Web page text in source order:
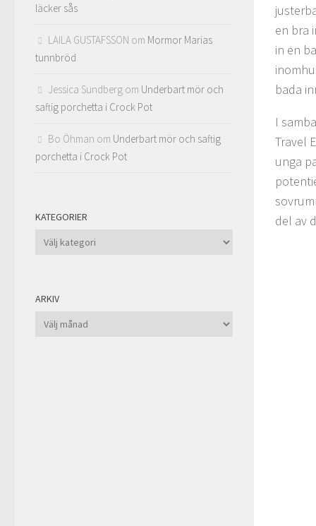
en bra
in en
bada
I
Travel
unga
del av
läcker sås
LAILA GUSTAFSSON om Mormor Marias
tunnbröd
Jessica Sundberg om Underbart mör och
saftig porchetta i Crock Pot
Bo Öhman om Underbart mör och saftig
porchetta i Crock Pot
KATEGORIER
Kategorier
ARKIV
Arkiv